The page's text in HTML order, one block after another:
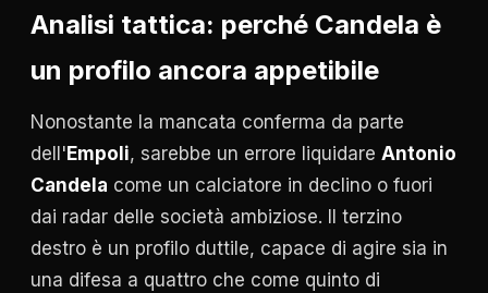
Analisi tattica: perché Candela è
un profilo ancora appetibile
Nonostante la mancata conferma da parte
dell' Empoli, sarebbe un errore liquidare Antonio
Candela come un calciatore in declino o fuori
dai radar delle società ambiziose. Il terzino
destro è un profilo duttile, capace di agire sia in
una difesa a quattro che come quinto di